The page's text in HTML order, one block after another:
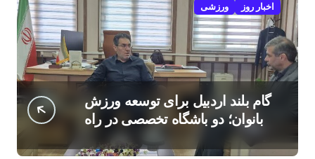
اخبار روز ورزشی
گام بلند اردبیل برای توسعه ورزش
بانوان؛ دو باشگاه تخصصی در راه
است